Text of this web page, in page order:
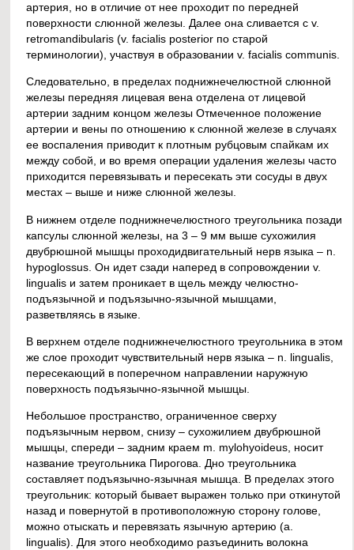
артерия, но в отличие от нее проходит по передней
поверхности слюнной железы. Далее она сливается с v.
retromandibularis (v. facialis posterior по старой
терминологии), участвуя в образовании v. facialis communis.
Следовательно, в пределах поднижнечелюстной слюнной
железы передняя лицевая вена отделена от лицевой
артерии задним концом железы Отмеченное положение
артерии и вены по отношению к слюнной железе в случаях
ее воспаления приводит к плотным рубцовым спайкам их
между собой, и во время операции удаления железы часто
приходится перевязывать и пересекать эти сосуды в двух
местах – выше и ниже слюнной железы.
В нижнем отделе поднижнечелюстного треугольника позади
капсулы слюнной железы, на 3 – 9 мм выше сухожилия
двубрюшной мышцы проходидвигательный нерв языка – n.
hypoglossus. Он идет сзади наперед в сопровождении v.
lingualis и затем проникает в щель между челюстно-
подъязычной и подъязычно-язычной мышцами,
разветвляясь в языке.
В верхнем отделе поднижнечелюстного треугольника в этом
же слое проходит чувствительный нерв языка – n. lingualis,
пересекающий в поперечном направлении наружную
поверхность подъязычно-язычной мышцы.
Небольшое пространство, ограниченное сверху
подъязычным нервом, снизу – сухожилием двубрюшной
мышцы, спереди – задним краем m. mylohyoideus, носит
название треугольника Пирогова. Дно треугольника
составляет подъязычно-язычная мышца. В пределах этого
треугольник: который бывает выражен только при откинутой
назад и повернутой в противоположную сторону голове,
можно отыскать и перевязать язычную артерию (a.
lingualis). Для этого необходимо разъединить волокна